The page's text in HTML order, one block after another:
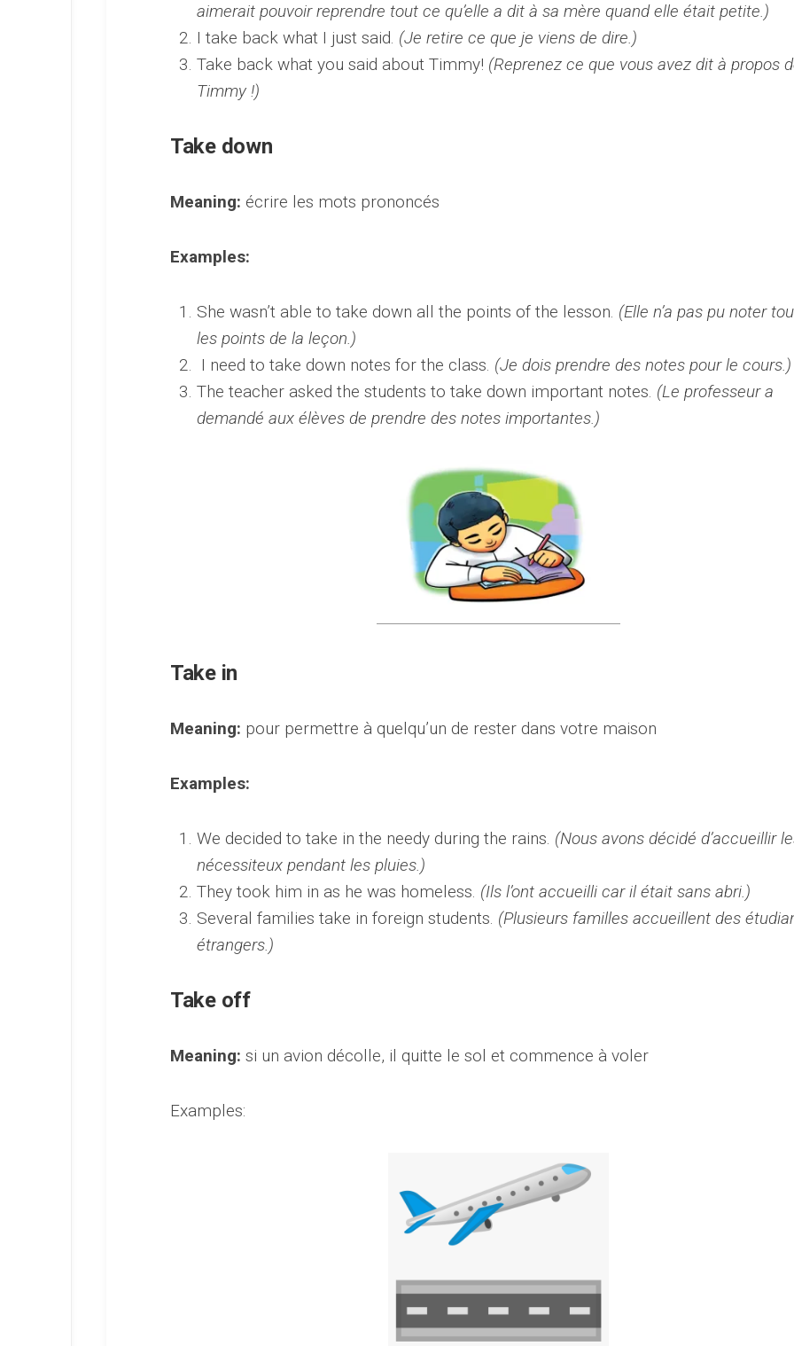
aimerait pouvoir reprendre tout ce qu’elle a dit à sa mère quand elle était petite.)
I take back what I just said. (Je retire ce que je viens de dire.)
Take back what you said about Timmy! (Reprenez ce que vous avez dit à propos
Timmy !)
Take down
Meaning: écrire les mots prononcés
Examples:
She wasn’t able to take down all the points of the lesson. (Elle n’a pas pu noter
les points de la leçon.)
I need to take down notes for the class. (Je dois prendre des notes pour le cours.)
The teacher asked the students to take down important notes. (Le professeur a
demandé aux élèves de prendre des notes importantes.)
Take in
Meaning: pour permettre à quelqu’un de rester dans votre maison
Examples:
We decided to take in the needy during the rains. (Nous avons décidé d’accueillir
nécessiteux pendant les pluies.)
They took him in as he was homeless. (Ils l’ont accueilli car il était sans abri.)
Several families take in foreign students. (Plusieurs familles accueillent des
étrangers.)
Take off
Meaning: si un avion décolle, il quitte le sol et commence à voler
Examples: